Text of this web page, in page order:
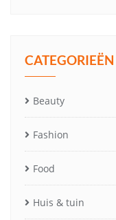
CATEGORIEËN
Beauty
Fashion
Food
Huis & tuin